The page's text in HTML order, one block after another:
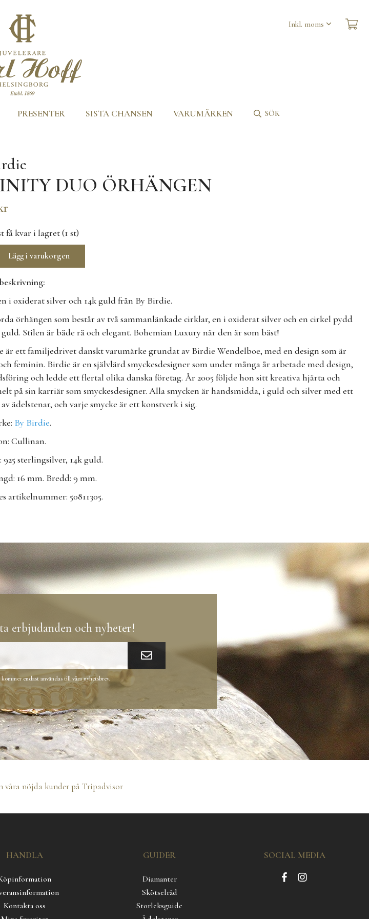
PRESENTER SISTA CHANSEN VARUMÄRKEN SÖK
DUO ÖRHÄNGEN
få kvar i lagret (1 st)
Lägg i varukorgen
i oxiderat silver och 14k guld från By Birdie.
örhängen som består av två sammanlänkade cirklar, en i oxiderat silver och en cirkel pydd
guld. Stilen är både rå och elegant. Bohemian Luxury när den är som bäst!
är ett familjedrivet danskt varumärke grundat av Birdie Wendelboe, med en design som är
feminin. Birdie är en självlärd smyckesdesigner som under många år arbetade med design,
och ledde ett flertal olika danska företag. År 2005 följde hon sitt kreativa hjärta och
på sin karriär som smyckesdesigner. Alla smycken är handsmidda, i guld och silver med ett
ädelstenar, och varje smycke är ett konstverk i sig.
By Birdie.
Cullinan.
925 sterlingsilver, 14k guld.
16 mm. Bredd: 9 mm.
artikelnummer: 50811305.
erbjudanden och nyheter!
endast användas till våra nyhetsbrev.
våra nöjda kunder på Tripadvisor
HANDLA
Kontakta oss
GUIDER
Diamanter
Skötselråd
Storleksguide
SOCIAL MEDIA